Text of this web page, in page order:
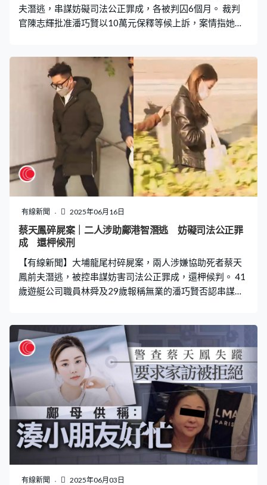
夫潛逃，串謀妨礙司法公正罪成，各被判囚6個月。 裁判
官陳志輝批准潘巧賢以10萬元保釋等候上訴，案情指她與
代表律師求情時重申潘巧賢只是中介人，對案發背景毫無
理解，因錯信朋友「IVY」才犯案。裁判官指兩人雖然不清
楚「ALEX」所犯罪行，亦沒有金錢得益，但按常理便能推
測必定是干犯嚴重罪行才急需離港，又指兩人在案中參與
程度不低。
有線新聞 2025年06月16日
蔡天鳳碎屍案｜二人涉助鄺港智潛逃 妨礙司法公正罪
成 還柙候刑
【有線新聞】大埔龍尾村碎屍案，兩人涉嫌協助死者蔡天
鳳前夫潛逃，被控串謀妨害司法公正罪成，還柙候判。 41
歲遊艇公司職員林舜及29歲報稱無業的潘巧賢否認串謀妨
往澳門。 法官宣判時指，即使兩人不知道需要離港的
「ALEX」是否蔡天鳳前夫鄺港智，都不影響控方案情。通
訊紀錄亦顯示他們與「IVY」已達成犯罪協議，由林舜處理
船務，稱「見到入數紙先安排」，潘巧賢負責傳達訊息給
「IVY」，兩人必然明顯知悉「IVY」的友人要緊急、秘密
地不經正常途徑離港，價錢並非考慮因素，認為不存在任
何誤會空間，裁定兩人罪名成立。 法官亦引述潘巧賢曾經
辯稱對費用由3萬元變30萬元感到古怪、並開始懷疑，但
她並無即時退群，而是有問有答，是知道上文下理、仍繼
續參與，因此不接納她只是傳話者的說法。 潘巧賢一方之
後求情指不知道「ALEX」因干犯甚麼罪行而要離港，只愚
有線新聞 2025年06月03日